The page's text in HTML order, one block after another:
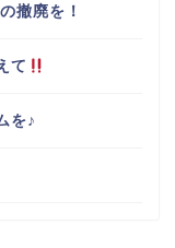
撤廃を！
て
を♪